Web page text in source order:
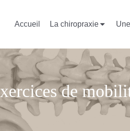
Accueil La chiropraxie
de